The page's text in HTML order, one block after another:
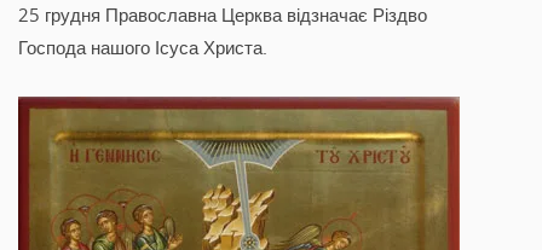
25 грудня Православна Церква відзначає Різдво
Господа нашого Ісуса Христа.